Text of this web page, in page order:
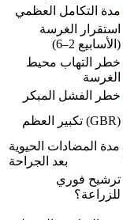
مدة التكامل العظمي
استقرار الغرسة
(الأسابيع 2–6)
خطر التهاب محيط
الغرسة
خطر الفشل المبكر
تكبير العظم (GBR)
مدة المضادات الحيوية
بعد الجراحة
ترشيح فوري
للزراعة؟